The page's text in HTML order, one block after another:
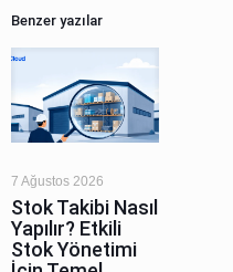
Benzer yazılar
7 Ağustos 2026
Stok Takibi Nasıl
Yapılır? Etkili
Stok Yönetimi